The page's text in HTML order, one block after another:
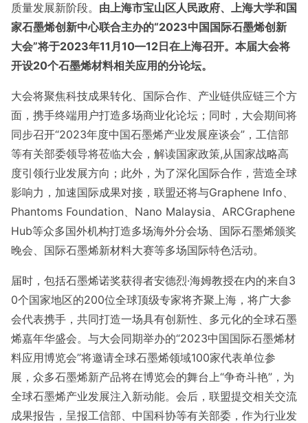
质量发展新阶段。 由上海市宝山区人民政府、上海大学和国
家石墨烯创新中心联合主办的“2023中国国际石墨烯创新
大会”将于2023年11月10—12日在上海召开。 本届大会将
开设20个石墨烯材料相关应用的分论坛。
大会将聚焦科技成果转化、国际合作、产业链供应链三个方
面，携手终端用户打造多场商业化论坛；同时，大会期间将
同步召开“2023年度中国石墨烯产业发展座谈会”，工信部
等有关部委领导将莅临大会，解读国家政策,从国家战略高
度引领行业发展方向；此外，为了深化国际合作，营造全球
影响力，加速国际成果对接，联盟还将与Graphene Info、
Phantoms Foundation、Nano Malaysia、ARCGraphene
Hub等众多国外机构打造多场海外分会场、国际石墨烯颁奖
晚会、国际石墨烯新材料大赛等多场国际特色活动。
届时，包括石墨烯诺奖获得者安德烈·海姆教授在内的来自3
0个国家地区的200位全球顶级专家将齐聚上海，将广大参
会代表携手，共同打造一场具有创新性、多元化的全球石墨
烯嘉年华盛会。与大会同期举办的“2023中国国际石墨烯材
料应用博览会”将邀请全球石墨烯领域100家代表单位参
展，众多石墨烯新产品将在博览会的舞台上“争奇斗艳”，为
全球石墨烯产业发展注入新动能。会后，联盟提交相关交流
成果报告，呈报工信部、中国科协等有关部委，作为行业发